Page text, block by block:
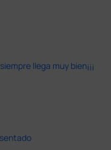
llega muy bien¡¡¡